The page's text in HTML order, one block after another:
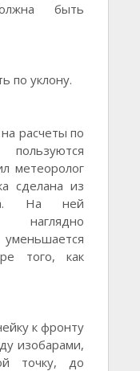
быть
по уклону.
расчеты по
метеоролог
сделана из
На ней
того, как
к фронту
изобарами,
точку, до